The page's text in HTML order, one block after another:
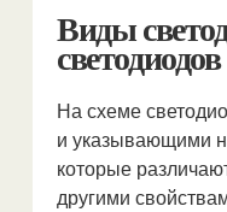
Виды
светодиодов
На схеме
и указывающими
которые
другими